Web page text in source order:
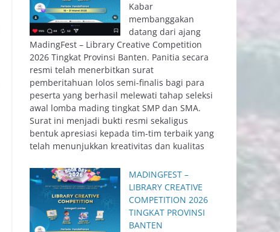
Kabar
membanggakan
datang dari ajang
MadingFest – Library Creative Competition
2026 Tingkat Provinsi Banten. Panitia secara
resmi telah menerbitkan surat
pemberitahuan lolos semi-finalis bagi para
peserta yang berhasil melewati tahap seleksi
awal lomba mading tingkat SMP dan SMA.
Surat ini menjadi bukti resmi sekaligus
bentuk apresiasi kepada tim-tim terbaik yang
telah menunjukkan kreativitas dan kualitas
MADINGFEST –
LIBRARY CREATIVE
COMPETITION 2026
TINGKAT PROVINSI
BANTEN